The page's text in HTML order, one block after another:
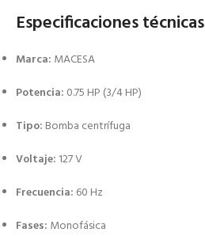
Especificaciones técnicas
Marca: MACESA
Potencia: 0.75 HP (3/4 HP)
Tipo: Bomba centrífuga
Voltaje: 127 V
Frecuencia: 60 Hz
Fases: Monofásica